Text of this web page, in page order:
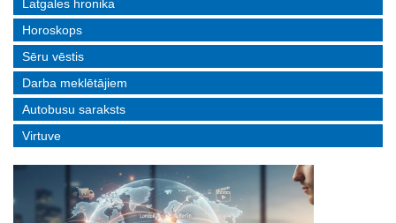
Latgales hronika
Horoskops
Sēru vēstis
Darba meklētājiem
Autobusu saraksts
Virtuve